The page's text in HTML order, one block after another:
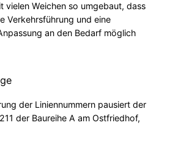
vielen Weichen so umgebaut, dass
Verkehrsführung und eine
an den Bedarf möglich
der Liniennummern pausiert der
der Baureihe A am Ostfriedhof,